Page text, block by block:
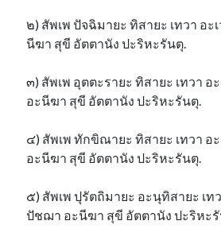
๒) สัพเพ ปัจฉิมายะ ทิสายะ เทวา อะ
นีฆา สุขี อัตตานัง ปะริหะรันตุ.
๓) สัพเพ อุตตะรายะ ทิสายะ เทวา อ
อะนีฆา สุขี อัตตานัง ปะริหะรันตุ.
๔) สัพเพ ทักขิณายะ ทิสายะ เทวา อ
อะนีฆา สุขี อัตตานัง ปะริหะรันตุ.
๕) สัพเพ ปุรัตถิมายะ อะนุทิสายะ เท
ปัชฌา อะนีฆา สุขี อัตตานัง ปะริหะ